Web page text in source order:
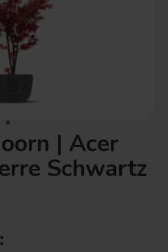
| Acer
Schwartz